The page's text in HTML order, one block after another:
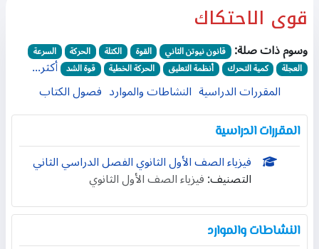
قوى الاحتكاك
وسوم ذات صلة: قانون نيوتن الثاني القوة الكتلة الحركة
السرعة
العجلة
كمية التحرك أنظمة التعليق الحركة الخطية قوة الشد أكثر...
المقررات الدراسية النشاطات والموارد فصول الكتاب
المقررات الدراسية
فيزياء الصف الأول الثانوي الفصل الدراسي الثاني
التصنيف:فيزياء الصف الأول الثانوي
النشاطات والموارد